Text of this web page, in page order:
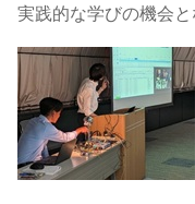
実践的な学びの機会